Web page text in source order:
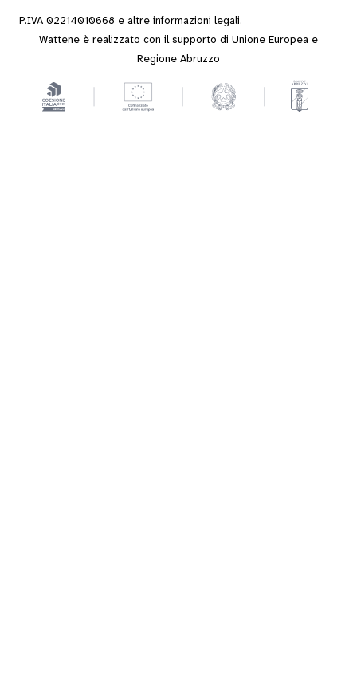
P.IVA 02214010668 e altre informazioni legali.
Wattene è realizzato con il supporto di Unione Europea e
Regione Abruzzo